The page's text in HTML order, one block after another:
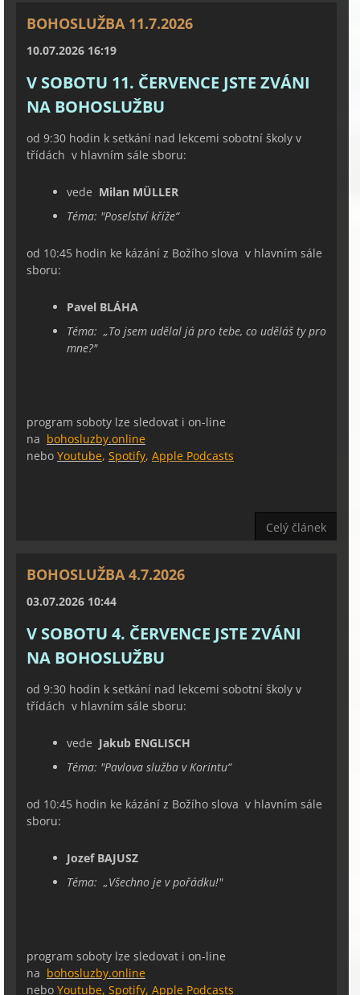
BOHOSLUŽBA 11.7.2026
10.07.2026 16:19
V SOBOTU 11. ČERVENCE JSTE ZVÁNI
NA BOHOSLUŽBU
od 9:30 hodin k setkání nad lekcemi sobotní školy v
třídách v hlavním sále sboru:
vede Milan MÜLLER
Téma: "Poselství kříže“
od 10:45 hodin ke kázání z Božího slova v hlavním sále
sboru:
Pavel BLÁHA
Téma: „To jsem udělal já pro tebe, co uděláš ty pro
mne?"
program soboty lze sledovat i on-line
na bohosluzby.online
nebo Youtube, Spotify, Apple Podcasts
Celý článek
BOHOSLUŽBA 4.7.2026
03.07.2026 10:44
V SOBOTU 4. ČERVENCE JSTE ZVÁNI
NA BOHOSLUŽBU
od 9:30 hodin k setkání nad lekcemi sobotní školy v
třídách v hlavním sále sboru:
vede Jakub ENGLISCH
Téma: "Pavlova služba v Korintu“
od 10:45 hodin ke kázání z Božího slova v hlavním sále
sboru:
Jozef BAJUSZ
Téma: „Všechno je v pořádku!"
program soboty lze sledovat i on-line
na bohosluzby.online
nebo Youtube, Spotify, Apple Podcasts